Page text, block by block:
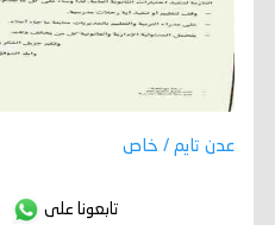
عدن تايم / خاص
تابعونا على